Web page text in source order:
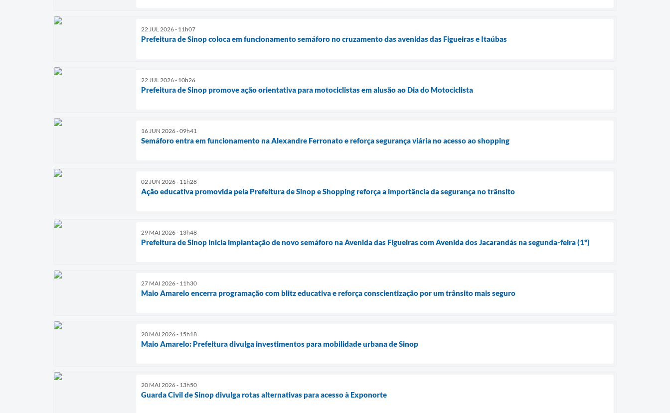
22 JUL 2026 - 11h07
Prefeitura de Sinop coloca em funcionamento semáforo no cruzamento das avenidas das Figueiras e Itaúbas
22 JUL 2026 - 10h26
Prefeitura de Sinop promove ação orientativa para motociclistas em alusão ao Dia do Motociclista
16 JUN 2026 - 09h41
Semáforo entra em funcionamento na Alexandre Ferronato e reforça segurança viária no acesso ao shopping
02 JUN 2026 - 11h28
Ação educativa promovida pela Prefeitura de Sinop e Shopping reforça a importância da segurança no trânsito
29 MAI 2026 - 13h48
Prefeitura de Sinop inicia implantação de novo semáforo na Avenida das Figueiras com Avenida dos Jacarandás na segunda-feira (1º)
27 MAI 2026 - 11h30
Maio Amarelo encerra programação com blitz educativa e reforça conscientização por um trânsito mais seguro
20 MAI 2026 - 15h18
Maio Amarelo: Prefeitura divulga investimentos para mobilidade urbana de Sinop
20 MAI 2026 - 13h50
Guarda Civil de Sinop divulga rotas alternativas para acesso à Exponorte